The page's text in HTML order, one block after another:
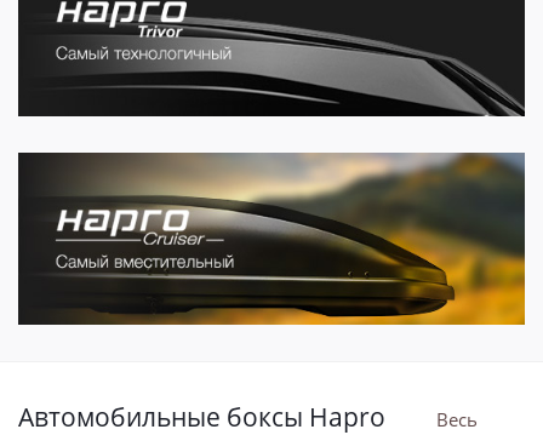
Автомобильные боксы Hapro
Весь